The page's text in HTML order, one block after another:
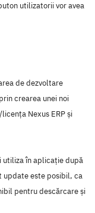
utilizatorii vor avea
de dezvoltare
prin crearea unei noi
Nexus ERP şi
utiliza în aplicaţie după
update este posibil, ca
pentru descărcare şi